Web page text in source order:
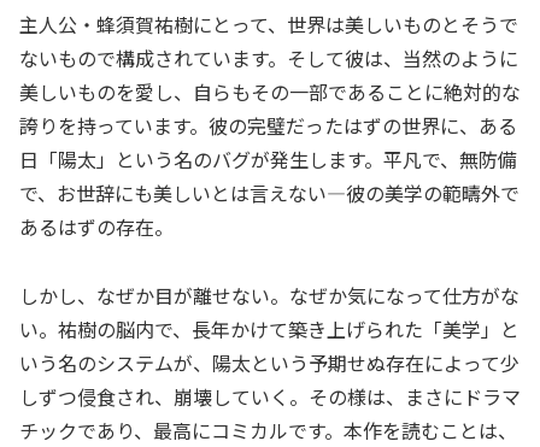
主人公・蜂須賀祐樹にとって、世界は美しいものとそうで
ないもので構成されています。そして彼は、当然のように
美しいものを愛し、自らもその一部であることに絶対的な
誇りを持っています。彼の完璧だったはずの世界に、ある
日「陽太」という名のバグが発生します。平凡で、無防備
で、お世辞にも美しいとは言えない—彼の美学の範疇外で
あるはずの存在。
しかし、なぜか目が離せない。なぜか気になって仕方がな
い。祐樹の脳内で、長年かけて築き上げられた「美学」と
いう名のシステムが、陽太という予期せぬ存在によって少
しずつ侵食され、崩壊していく。その様は、まさにドラマ
チックであり、最高にコミカルです。本作を読むことは、